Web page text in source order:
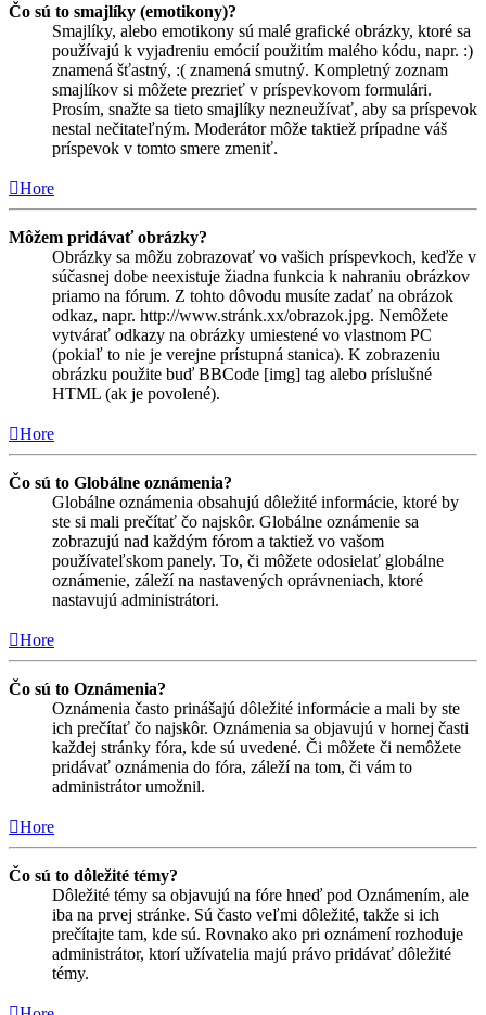
Čo sú to smajlíky (emotikony)?
Smajlíky, alebo emotikony sú malé grafické obrázky, ktoré sa
používajú k vyjadreniu emócií použitím malého kódu, napr. :)
znamená šťastný, :( znamená smutný. Kompletný zoznam
smajlíkov si môžete prezrieť v príspevkovom formulári.
Prosím, snažte sa tieto smajlíky nezneužívať, aby sa príspevok
nestal nečitateľným. Moderátor môže taktiež prípadne váš
príspevok v tomto smere zmeniť.
Hore
Môžem pridávať obrázky?
Obrázky sa môžu zobrazovať vo vašich príspevkoch, keďže v
súčasnej dobe neexistuje žiadna funkcia k nahraniu obrázkov
priamo na fórum. Z tohto dôvodu musíte zadať na obrázok
odkaz, napr. http://www.stránk.xx/obrazok.jpg. Nemôžete
vytvárať odkazy na obrázky umiestené vo vlastnom PC
(pokiaľ to nie je verejne prístupná stanica). K zobrazeniu
obrázku použite buď BBCode [img] tag alebo príslušné
HTML (ak je povolené).
Hore
Čo sú to Globálne oznámenia?
Globálne oznámenia obsahujú dôležité informácie, ktoré by
ste si mali prečítať čo najskôr. Globálne oznámenie sa
zobrazujú nad každým fórom a taktiež vo vašom
používateľskom panely. To, či môžete odosielať globálne
oznámenie, záleží na nastavených oprávneniach, ktoré
nastavujú administrátori.
Hore
Čo sú to Oznámenia?
Oznámenia často prinášajú dôležité informácie a mali by ste
ich prečítať čo najskôr. Oznámenia sa objavujú v hornej časti
každej stránky fóra, kde sú uvedené. Či môžete či nemôžete
pridávať oznámenia do fóra, záleží na tom, či vám to
administrátor umožnil.
Hore
Čo sú to dôležité témy?
Dôležité témy sa objavujú na fóre hneď pod Oznámením, ale
iba na prvej stránke. Sú často veľmi dôležité, takže si ich
prečítajte tam, kde sú. Rovnako ako pri oznámení rozhoduje
administrátor, ktorí užívatelia majú právo pridávať dôležité
témy.